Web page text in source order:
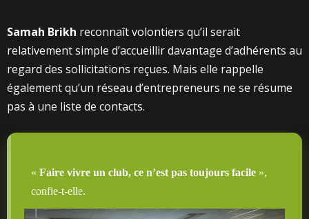
Samah Brikh reconnaît volontiers qu’il serait
relativement simple d’accueillir davantage d’adhérents au
regard des sollicitations reçues. Mais elle rappelle
également qu’un réseau d’entrepreneurs ne se résume
pas à une liste de contacts.
« Faire vivre un club, ce n’est pas toujours facile »,
confie-t-elle.